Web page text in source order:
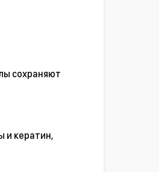
сохраняют
и кератин,